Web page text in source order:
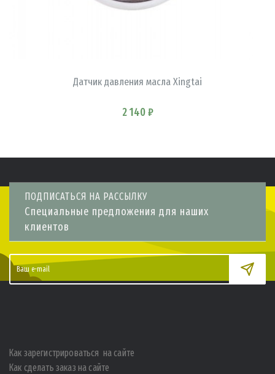
Датчик давления масла Xingtai
2 140 ₽
ПОДПИСАТЬСЯ НА РАССЫЛКУ
Специальные предложения для наших
клиентов
Как зарегистрироваться на сайте
Как сделать заказ на сайте